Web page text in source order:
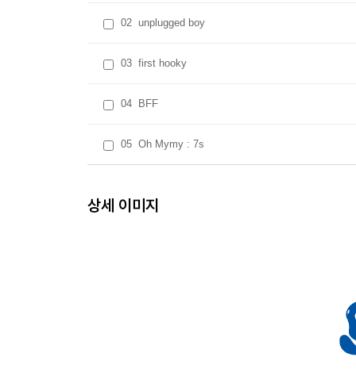
02 unplugged boy
03 first hooky
04 BFF
05 Oh Mymy : 7s
상세 이미지